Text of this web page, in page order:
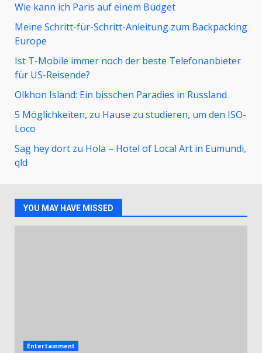
Wie kann ich Paris auf einem Budget
Meine Schritt-für-Schritt-Anleitung zum Backpacking
Europe
Ist T-Mobile immer noch der beste Telefonanbieter
für US-Reisende?
Olkhon Island: Ein bisschen Paradies in Russland
5 Möglichkeiten, zu Hause zu studieren, um den ISO-
Loco
Sag hey dort zu Hola – Hotel of Local Art in Eumundi,
qld
YOU MAY HAVE MISSED
Entertainment